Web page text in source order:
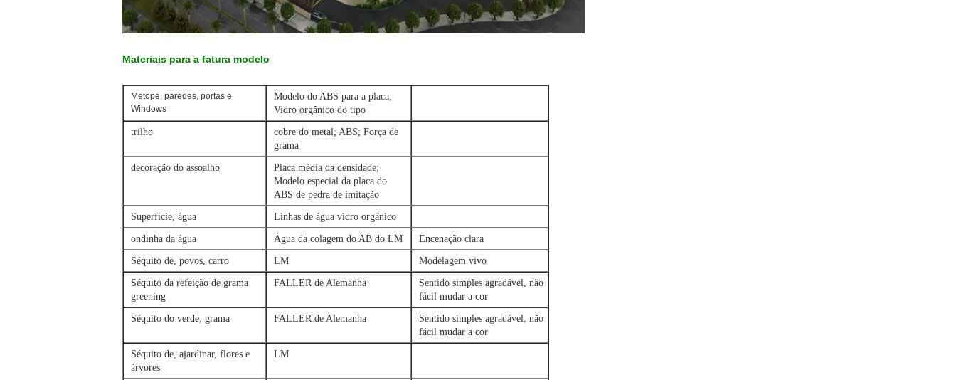
Materiais para a fatura modelo
Metope, paredes, portas e
Windows
Modelo do ABS para a placa;
Vidro orgânico do tipo
trilho
cobre do metal; ABS; Força de
grama
decoração do assoalho
Placa média da densidade;
Modelo especial da placa do
ABS de pedra de imitação
Superfície, água Linhas de água vidro orgânico
ondinha da água Água da colagem do AB do LM Encenação clara
Séquito de, povos, carro LM Modelagem vivo
Séquito da refeição de grama
greening
FALLER de Alemanha
Sentido simples agradável, não
fácil mudar a cor
Séquito do verde, grama FALLER de Alemanha
Sentido simples agradável, não
fácil mudar a cor
Séquito de, ajardinar, flores e
árvores
LM